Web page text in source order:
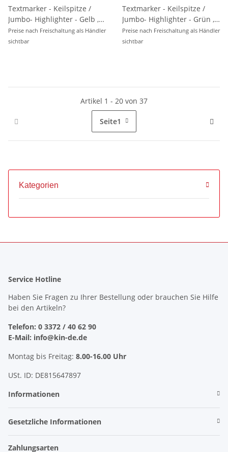
Textmarker - Keilspitze /
Jumbo- Highlighter - Gelb ,
Strichstärke 1 - 5 mm
Preise nach Freischaltung als Händler
sichtbar
Textmarker - Keilspitze /
Jumbo- Highlighter - Grün ,
Strichstärke 1 - 5 mm
Preise nach Freischaltung als Händler
sichtbar
Artikel 1 - 20 von 37
Seite1
Kategorien
Service Hotline
Haben Sie Fragen zu Ihrer Bestellung oder brauchen Sie Hilfe
bei den Artikeln?
Telefon: 0 3372 / 40 62 90
E-Mail: info@kin-de.de
Montag bis Freitag: 8.00-16.00 Uhr
USt. ID: DE815647897
Informationen
Gesetzliche Informationen
Zahlungsarten